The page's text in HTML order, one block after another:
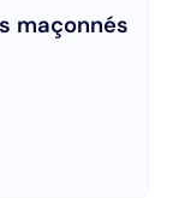
maçonnés